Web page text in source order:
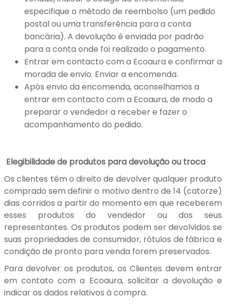
especifique o método de reembolso (um pedido
postal ou uma transferência para a conta
bancária). A devolução é enviada por padrão
para a conta onde foi realizado o pagamento.
Entrar em contacto com a Ecoaura e confirmar a
morada de envio. Enviar a encomenda.
Após envio da encomenda, aconselhamos a
entrar em contacto com a Ecoaura, de modo a
preparar o vendedor a receber e fazer o
acompanhamento do pedido.
Elegibilidade de produtos para devolução ou troca
Os clientes têm o direito de devolver qualquer produto
comprado sem definir o motivo dentro de 14 (catorze)
dias corridos a partir do momento em que receberem
esses produtos do vendedor ou dos seus
representantes. Os produtos podem ser devolvidos se
suas propriedades de consumidor, rótulos de fábrica e
condição de pronto para venda forem preservados.
Para devolver os produtos, os Clientes devem entrar
em contato com a Ecoaura, solicitar a devolução e
indicar os dados relativos à compra.